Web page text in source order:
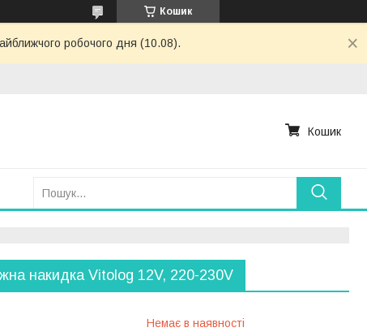
Кошик
робочого дня (10.08).
Кошик
накидка Vitolog 12V, 220-230V
Немає в наявності